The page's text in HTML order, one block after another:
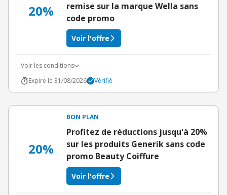
20%
remise sur la marque Wella sans
code promo
Voir l'offre
Voir les conditions
Expire le 31/08/2026
Vérifié
20%
BON PLAN
Profitez de réductions jusqu'à 20%
sur les produits Generik sans code
promo Beauty Coiffure
Voir l'offre